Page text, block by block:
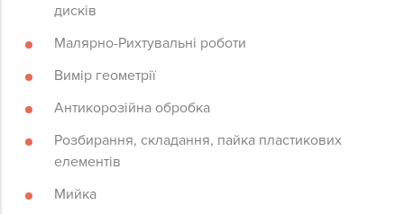
дисків⠀
Малярно-Рихтувальні роботи⠀
Вимір геометрії ⠀
Антикорозійна обробка⠀
Розбирання, складання, пайка пластикових
елементів⠀
Мийка⠀